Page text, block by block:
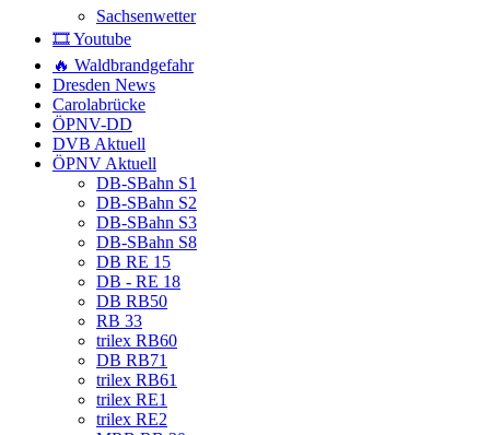
Sachsenwetter
🎞️ Youtube
🔥 Waldbrandgefahr
Dresden News
Carolabrücke
ÖPNV-DD
DVB Aktuell
ÖPNV Aktuell
DB-SBahn S1
DB-SBahn S2
DB-SBahn S3
DB-SBahn S8
DB RE 15
DB - RE 18
DB RB50
RB 33
trilex RB60
DB RB71
trilex RB61
trilex RE1
trilex RE2